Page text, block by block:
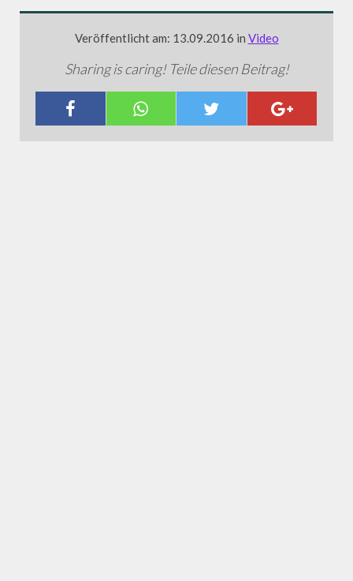
Veröffentlicht am: 13.09.2016 in Video
Sharing is caring! Teile diesen Beitrag!